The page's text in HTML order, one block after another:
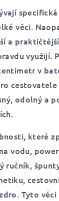
věci.
a
využijí.
v
odolný a
které
vodu,
ručník,
Tyto věci